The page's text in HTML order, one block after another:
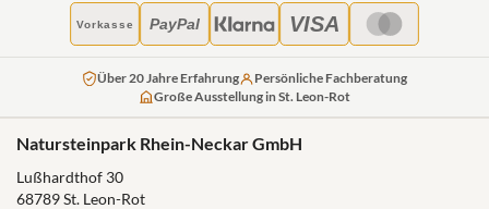
Vorkasse PayPal VISA
Über 20 Jahre Erfahrung
Persönliche Fachberatung
Große Ausstellung in St. Leon-Rot
Natursteinpark Rhein-Neckar GmbH
Lußhardthof 30
68789 St. Leon-Rot